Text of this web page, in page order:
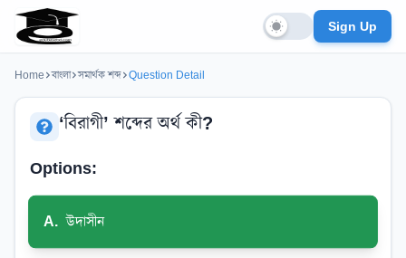
Sign Up
Home বাংলা সমার্থক শব্দ Question Detail
‘বিরাগী’ শব্দের অর্থ কী?
Options:
A. উদাসীন